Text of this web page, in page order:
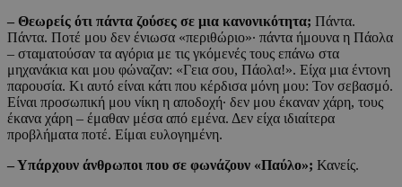
– Θεωρείς ότι πάντα ζούσες σε μια κανονικότητα; Πάντα.
Πάντα. Ποτέ μου δεν ένιωσα «περιθώριο»· πάντα ήμουνα η Πάολα
– σταματούσαν τα αγόρια με τις γκόμενές τους επάνω στα
μηχανάκια και μου φώναζαν: «Γεια σου, Πάολα!». Είχα μια έντονη
παρουσία. Κι αυτό είναι κάτι που κέρδισα μόνη μου: Τον σεβασμό.
Είναι προσωπική μου νίκη η αποδοχή· δεν μου έκαναν χάρη, τους
έκανα χάρη – έμαθαν μέσα από εμένα. Δεν είχα ιδιαίτερα
προβλήματα ποτέ. Είμαι ευλογημένη.
– Υπάρχουν άνθρωποι που σε φωνάζουν «Παύλο»; Κανείς.